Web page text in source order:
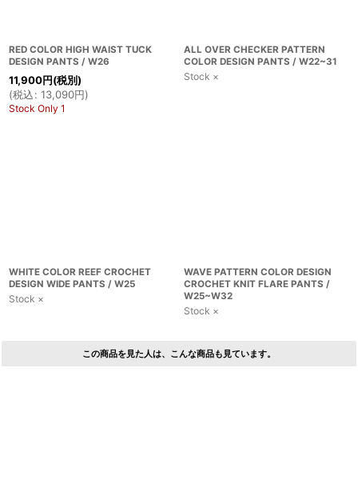
RED COLOR HIGH WAIST TUCK
DESIGN PANTS / W26
11,900円(税別)
(税込: 13,090円)
Stock Only 1
ALL OVER CHECKER PATTERN
COLOR DESIGN PANTS / W22~31
Stock ×
WHITE COLOR REEF CROCHET
DESIGN WIDE PANTS / W25
Stock ×
WAVE PATTERN COLOR DESIGN
CROCHET KNIT FLARE PANTS /
W25~W32
Stock ×
この商品を見た人は、こんな商品も見ています。